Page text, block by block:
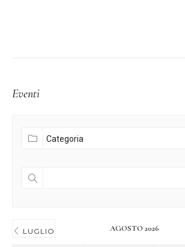
Eventi
LUGLIO AGOSTO 2026